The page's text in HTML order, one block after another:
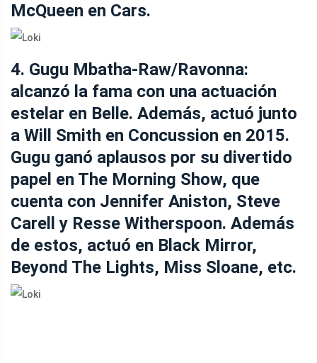
McQueen en Cars.
4. Gugu Mbatha-Raw/Ravonna:
alcanzó la fama con una actuación
estelar en Belle. Además, actuó junto
a Will Smith en Concussion en 2015.
Gugu ganó aplausos por su divertido
papel en The Morning Show, que
cuenta con Jennifer Aniston, Steve
Carell y Resse Witherspoon. Además
de estos, actuó en Black Mirror,
Beyond The Lights, Miss Sloane, etc.